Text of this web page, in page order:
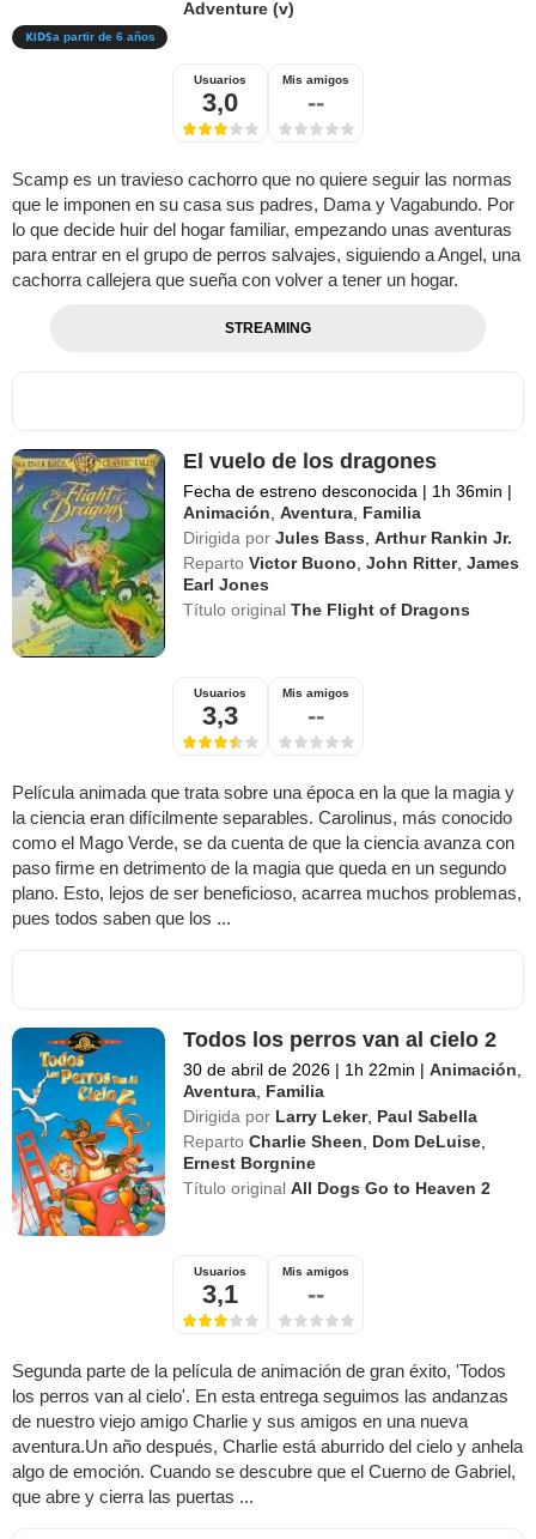
Adventure (v)
a partir de 6 años
Usuarios
3,0
Mis amigos
--
Scamp es un travieso cachorro que no quiere seguir las normas
que le imponen en su casa sus padres, Dama y Vagabundo. Por
lo que decide huir del hogar familiar, empezando unas aventuras
para entrar en el grupo de perros salvajes, siguiendo a Angel, una
cachorra callejera que sueña con volver a tener un hogar.
STREAMING
El vuelo de los dragones
Fecha de estreno desconocida | 1h 36min |
Animación,Aventura, Familia
Dirigida por Jules Bass,Arthur Rankin Jr.
Reparto Victor Buono,John Ritter,James
Earl Jones
Título originalThe Flight of Dragons
Usuarios
3,3
Mis amigos
--
Película animada que trata sobre una época en la que la magia y
la ciencia eran difícilmente separables. Carolinus, más conocido
como el Mago Verde, se da cuenta de que la ciencia avanza con
paso firme en detrimento de la magia que queda en un segundo
plano. Esto, lejos de ser beneficioso, acarrea muchos problemas,
pues todos saben que los ...
Todos los perros van al cielo 2
30 de abril de 2026 | 1h 22min | Animación,
Aventura, Familia
Dirigida por Larry Leker, Paul Sabella
Reparto Charlie Sheen, Dom DeLuise,
Ernest Borgnine
Título originalAll Dogs Go to Heaven 2
Usuarios
3,1
Mis amigos
--
Segunda parte de la película de animación de gran éxito, 'Todos
los perros van al cielo'. En esta entrega seguimos las andanzas
de nuestro viejo amigo Charlie y sus amigos en una nueva
aventura.Un año después, Charlie está aburrido del cielo y anhela
algo de emoción. Cuando se descubre que el Cuerno de Gabriel,
que abre y cierra las puertas ...